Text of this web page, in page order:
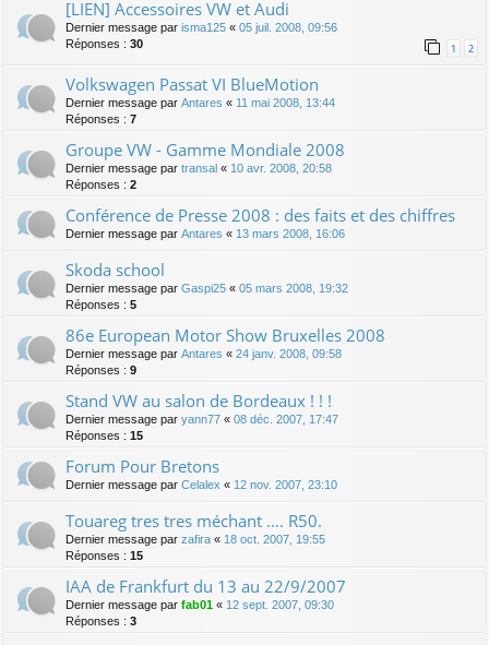
[LIEN] Accessoires VW et Audi
Dernier message par isma125 « 05 juil. 2008, 09:56
Réponses : 30 1 2
Volkswagen Passat VI BlueMotion
Dernier message par Antares « 11 mai 2008, 13:44
Réponses : 7
Groupe VW - Gamme Mondiale 2008
Dernier message par transal « 10 avr. 2008, 20:58
Réponses : 2
Conférence de Presse 2008 : des faits et des chiffres
Dernier message par Antares « 13 mars 2008, 16:06
Skoda school
Dernier message par Gaspi25 « 05 mars 2008, 19:32
Réponses : 5
86e European Motor Show Bruxelles 2008
Dernier message par Antares « 24 janv. 2008, 09:58
Réponses : 9
Stand VW au salon de Bordeaux ! ! !
Dernier message par yann77 « 08 déc. 2007, 17:47
Réponses : 15
Forum Pour Bretons
Dernier message par Celalex « 12 nov. 2007, 23:10
Touareg tres tres méchant .... R50.
Dernier message par zafira « 18 oct. 2007, 19:55
Réponses : 15
IAA de Frankfurt du 13 au 22/9/2007
Dernier message par fab01 « 12 sept. 2007, 09:30
Réponses : 3